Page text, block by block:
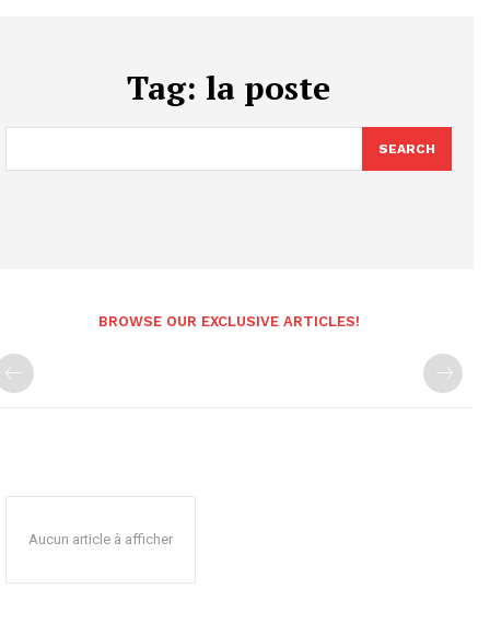
Tag: la poste
SEARCH
BROWSE OUR EXCLUSIVE ARTICLES!
Aucun article à afficher